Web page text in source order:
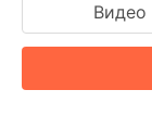
Видео